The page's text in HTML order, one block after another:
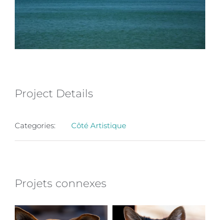
Project Details
Categories: Côté Artistique
Projets connexes